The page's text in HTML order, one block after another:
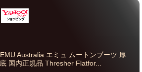
EMU Australia エミュ ムートンブーツ 厚
底 国内正規品 Thresher Flatfor...